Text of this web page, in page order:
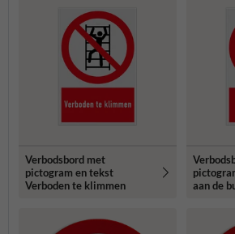
Verbodsbord met
pictogram en tekst
Verboden te klimmen
aan de